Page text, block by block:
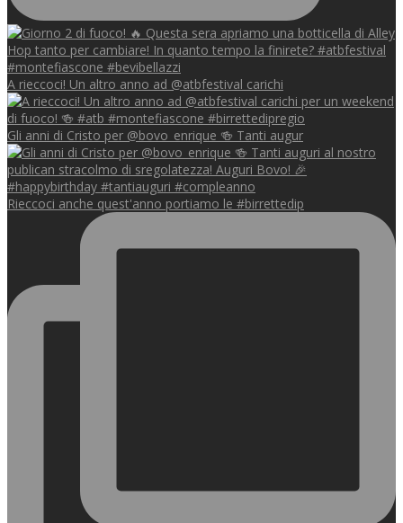
A rieccoci! Un altro anno ad @atbfestival carichi
Gli anni di Cristo per @bovo_enrique 🍻 Tanti augur
Rieccoci anche quest'anno portiamo le #birrettedip